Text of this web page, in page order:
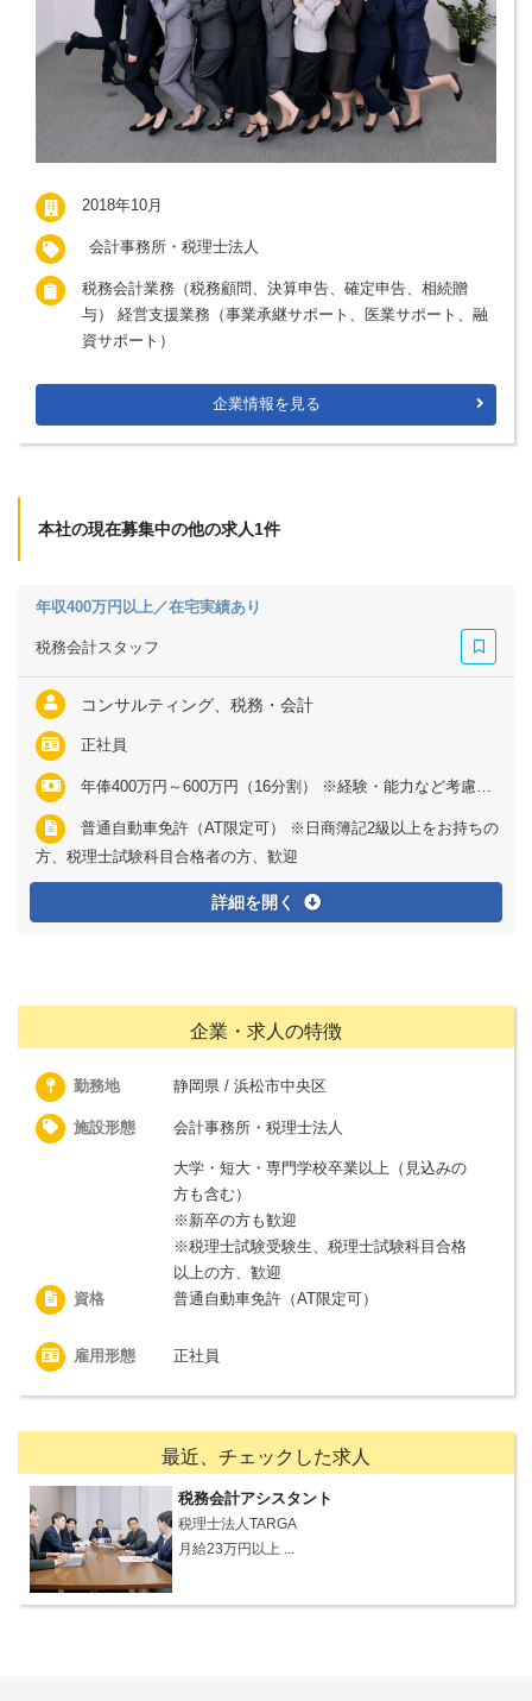
2018年10月
会計事務所・税理士法人
税務会計業務（税務顧問、決算申告、確定申告、相続贈
与） 経営支援業務（事業承継サポート、医業サポート、融
資サポート）
企業情報を見る
本社の現在募集中の他の求人1件
年収400万円以上／在宅実績あり
税務会計スタッフ
コンサルティング、税務・会計
正社員
年俸400万円～600万円（16分割） ※経験・能力など考慮の上、決定いたします ※上記に固定残業代（月30時間分＝4万1140円～8万5000円）を含む ※超過分は別途全額支給
普通自動車免許（AT限定可） ※日商簿記2級以上をお持ちの
方、税理士試験科目合格者の方、歓迎
詳細を開く
企業・求人の特徴
勤務地 静岡県 / 浜松市中央区
施設形態 会計事務所・税理士法人
資格
大学・短大・専門学校卒業以上（見込みの
方も含む）
※新卒の方も歓迎
※税理士試験受験生、税理士試験科目合格
以上の方、歓迎
普通自動車免許（AT限定可）
雇用形態 正社員
最近、チェックした求人
税務会計アシスタント
税理士法人TARGA
月給23万円以上 ...